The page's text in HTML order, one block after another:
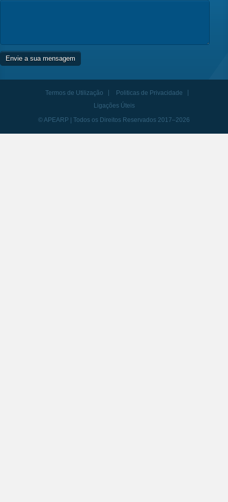
Termos de Utilização
Politicas de Privacidade
Ligações Úteis
© APEARP | Todos os Direitos Reservados 2017–2026